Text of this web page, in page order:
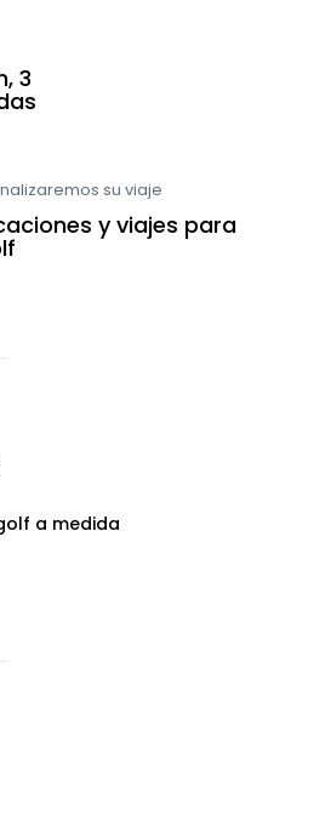
3
su viaje
y viajes para
a medida